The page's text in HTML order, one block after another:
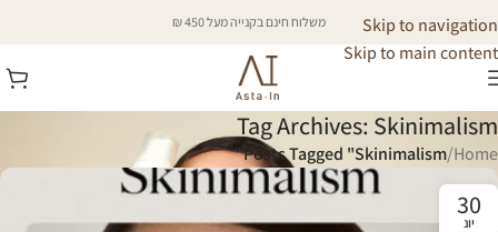
Skip to navigation
Skip to main content
משלוח חינם בקנייה מעל 450 ₪
Tag Archives: Skinimalism
Home
/
Posts Tagged "Skinimalism"
30
יונ